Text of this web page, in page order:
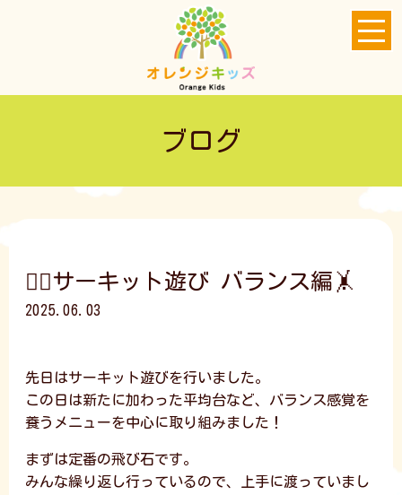
ブログ
🤸‍♂️サーキット遊び バランス編🤸
2025.06.03
先日はサーキット遊びを行いました。
この日は新たに加わった平均台など、バランス感覚を
養うメニューを中心に取り組みました！
まずは定番の飛び石です。
みんな繰り返し行っているので、上手に渡っていまし